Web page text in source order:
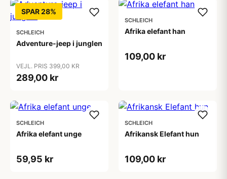
SPAR 28%
SCHLEICH
Adventure-jeep i junglen
VEJL. PRIS 399,00 KR
289,00 kr
SCHLEICH
Afrika elefant han
109,00 kr
SCHLEICH
Afrika elefant unge
59,95 kr
SCHLEICH
Afrikansk Elefant hun
109,00 kr